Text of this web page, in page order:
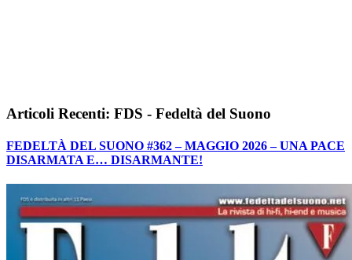
Articoli Recenti: FDS - Fedeltà del Suono
FEDELTÀ DEL SUONO #362 – MAGGIO 2026 – UNA PACE
DISARMATA E… DISARMANTE!